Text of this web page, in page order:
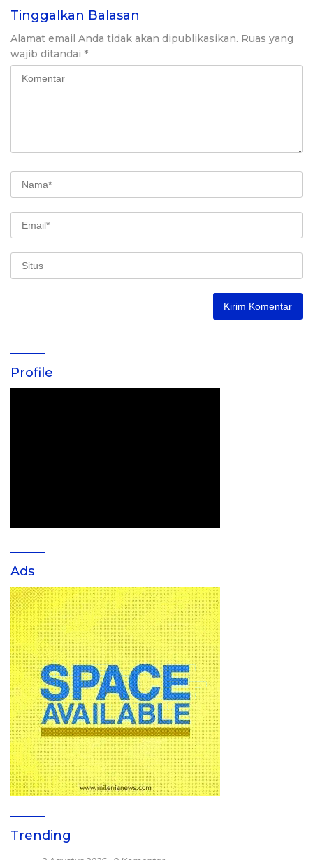
Tinggalkan Balasan
Alamat email Anda tidak akan dipublikasikan. Ruas yang
wajib ditandai *
Profile
Ads
Trending